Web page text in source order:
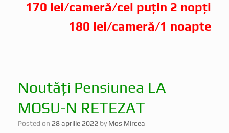
170 lei/cameră/cel puțin 2 nopți
180 lei/cameră/1 noapte
Noutăți Pensiunea LA
MOSU-N RETEZAT
Posted on 28 aprilie 2022 by Mos Mircea